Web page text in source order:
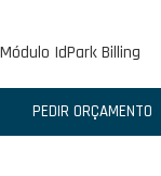
Módulo IdPark Billing
PEDIR ORÇAMENTO